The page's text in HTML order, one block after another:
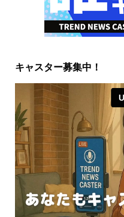
キャスター募集中！